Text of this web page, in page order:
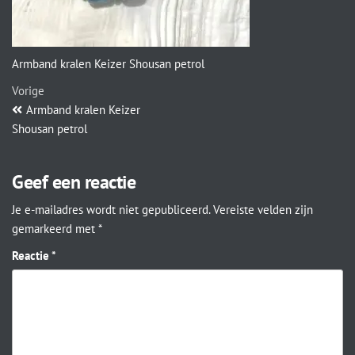
Armband kralen Keizer Shousan petrol
Vorige
Armband kralen Keizer
Shousan petrol
Geef een reactie
Je e-mailadres wordt niet gepubliceerd. Vereiste velden zijn
gemarkeerd met *
Reactie *